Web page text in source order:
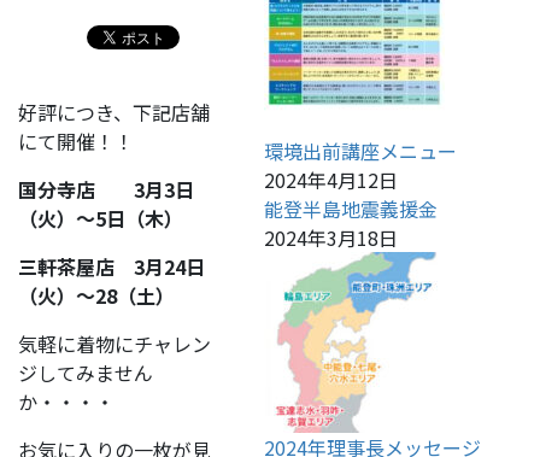
好評につき、下記店舗
にて開催！！
国分寺店 3月3日
（火）～5日（木）
三軒茶屋店 3月24日
（火）～28（土）
気軽に着物にチャレン
ジしてみません
か・・・・
お気に入りの一枚が見
環境出前講座メニュー
2024年4月12日
能登半島地震義援金
2024年3月18日
2024年理事長メッセージ